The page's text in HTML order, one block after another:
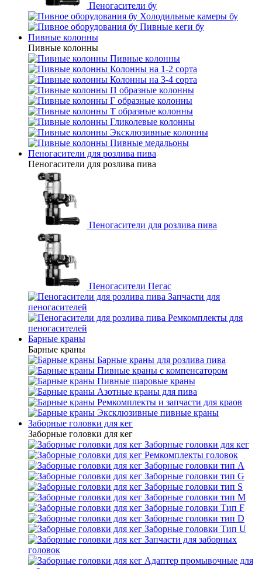
Пеногасители бу
Холодильные камеры бу
Пивные кеги бу
Пивные колонны
Пивные колонны
Пивные колонны
Колонны на 1-2 сорта
Колонны на 3-4 сорта
П образные колонны
Г образные колонны
Т образные колонны
Гликолевые колонны
Эксклюзивные колонны
Пивные медальоны
Пеногасители для розлива пива
Пеногасители для розлива пива
Пеногасители для розлива пива
Пеногасители Пегас
Запчасти для
пеногасителей
Ремкомплекты для
пеногасителей
Барные краны
Барные краны
Барные краны для розлива пива
Пивные краны с компенсатором
Пивные шаровые краны
Азотные краны для пива
Ремкомплекты и запчасти для краов
Эксклюзивные пивные краны
Заборные головки для кег
Заборные головки для кег
Заборные головки для кег
Ремкомплекты головок
Заборные головки тип А
Заборные головки тип G
Заборные головки тип S
Заборные головки тип М
Заборные головки Тип F
Заборные головки тип D
Заборные головки Тип U
Запчасти для заборных
головок
Адаптер промывочные для